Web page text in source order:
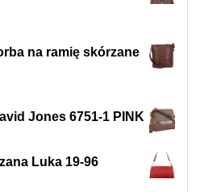
na ramię skórzane
Jones 6751-1 PINK
Luka 19-96